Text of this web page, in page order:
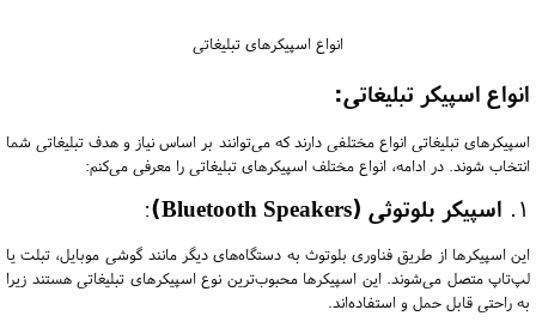
انواع اسپیکرهای تبلیغاتی
انواع اسپیکر تبلیغاتی:
اسپیکرهای تبلیغاتی انواع مختلفی دارند که می‌توانند بر اساس نیاز و هدف تبلیغاتی شما
انتخاب شوند. در ادامه، انواع مختلف اسپیکرهای تبلیغاتی را معرفی می‌کنم:
1. اسپیکر بلوتوثی (Bluetooth Speakers) :
این اسپیکرها از طریق فناوری بلوتوث به دستگاه‌های دیگر مانند گوشی موبایل، تبلت یا
لپ‌تاپ متصل می‌شوند. این اسپیکرها محبوب‌ترین نوع اسپیکرهای تبلیغاتی هستند زیرا
به راحتی قابل حمل و استفاده‌اند.